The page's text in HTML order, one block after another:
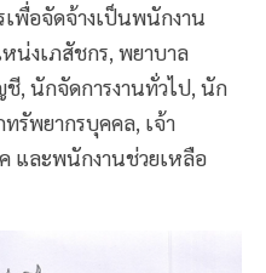
พื่อจัดจ้างเป็นพนักงาน
น่งเภสัชกร, พยาบาล
, นักจัดการงานทั่วไป, นัก
รัพยากรบุคคล, เจ้า
และพนักงานช่วยเหลือ